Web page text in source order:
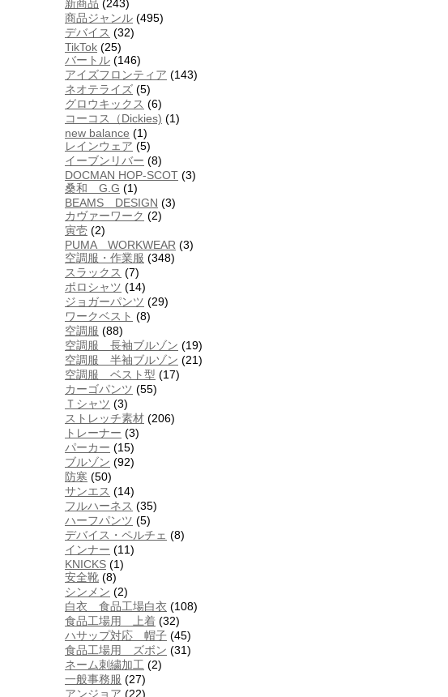
新商品 (243)
商品ジャンル (495)
デバイス (32)
TikTok (25)
バートル (146)
アイズフロンティア (143)
ネオテライズ (5)
グロウキックス (6)
コーコス（Dickies) (1)
new balance (1)
レインウェア (5)
イーブンリバー (8)
DOCMAN HOP-SCOT (3)
桑和 G.G (1)
BEAMS DESIGN (3)
カヴァーワーク (2)
寅壱 (2)
PUMA WORKWEAR (3)
空調服・作業服 (348)
スラックス (7)
ポロシャツ (14)
ジョガーパンツ (29)
ワークベスト (8)
空調服 (88)
空調服 長袖ブルゾン (19)
空調服 半袖ブルゾン (21)
空調服 ベスト型 (17)
カーゴパンツ (55)
Ｔシャツ (3)
ストレッチ素材 (206)
トレーナー (3)
パーカー (15)
ブルゾン (92)
防寒 (50)
サンエス (14)
フルハーネス (35)
ハーフパンツ (5)
デバイス・ペルチェ (8)
インナー (11)
KNICKS (1)
安全靴 (8)
シンメン (2)
白衣 食品工場白衣 (108)
食品工場用 上着 (32)
ハサップ対応 帽子 (45)
食品工場用 ズボン (31)
ネーム刺繍加工 (2)
一般事務服 (27)
アンジョア (22)